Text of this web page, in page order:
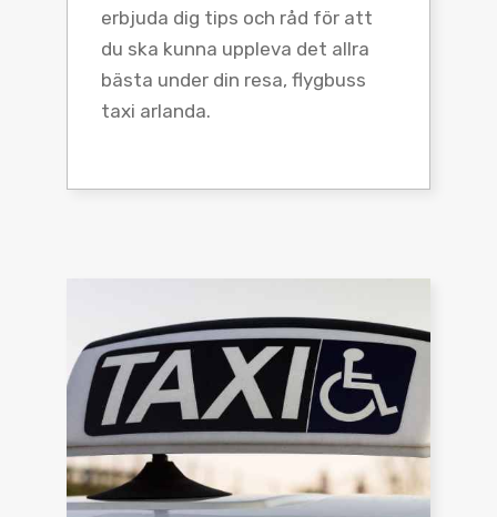
erbjuda dig tips och råd för att
du ska kunna uppleva det allra
bästa under din resa, flygbuss
taxi arlanda.